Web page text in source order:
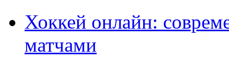
Хоккей онлайн:
матчами